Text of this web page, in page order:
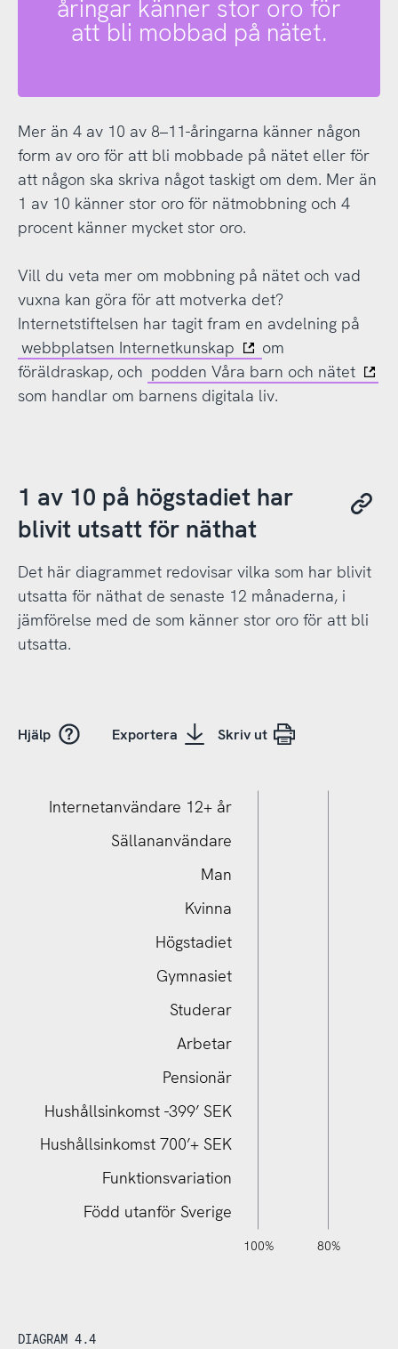
åringar känner stor oro för
att bli mobbad på nätet.
Mer än 4 av 10 av 8–11-åringarna känner någon
form av oro för att bli mobbade på nätet eller för
att någon ska skriva något taskigt om dem. Mer än
1 av 10 känner stor oro för nätmobbning och 4
procent känner mycket stor oro.
Vill du veta mer om mobbning på nätet och vad
vuxna kan göra för att motverka det?
Internetstiftelsen har tagit fram en avdelning på
webbplatsen Internetkunskap
om
föräldraskap, och podden Våra barn och nätet
som handlar om barnens digitala liv.
1 av 10 på högstadiet har
blivit utsatt för näthat
Det här diagrammet redovisar vilka som har blivit
utsatta för näthat de senaste 12 månaderna, i
jämförelse med de som känner stor oro för att bli
utsatta.
Hjälp Exportera Skriv ut
Hushållsinkomst 700’+ SEK
Född utanför Sverige
Funktionsvariation
Hushållsinkomst 700’+ SEK
Hushållsinkomst -399’ SEK
Pensionär
Arbetar
Studerar
Gymnasiet
Högstadiet
Kvinna
Man
Sällananvändare
Internetanvändare 12+ år
-40%
-20%100% 80%
120%
140%
DIAGRAM 4.4